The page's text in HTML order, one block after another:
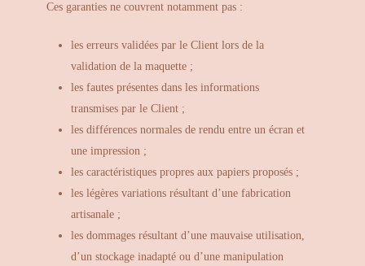
Ces garanties ne couvrent notamment pas :
les erreurs validées par le Client lors de la
validation de la maquette ;
les fautes présentes dans les informations
transmises par le Client ;
les différences normales de rendu entre un écran et
une impression ;
les caractéristiques propres aux papiers proposés ;
les légères variations résultant d’une fabrication
artisanale ;
les dommages résultant d’une mauvaise utilisation,
d’un stockage inadapté ou d’une manipulation